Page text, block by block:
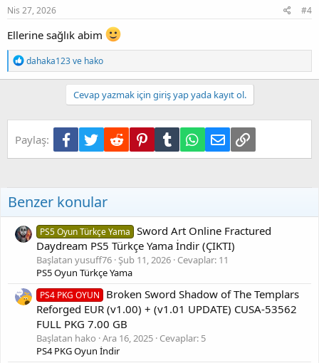
Nis 27, 2026 #4
Ellerine sağlık abim
T
e
p
r
:
dahaka123ve hako
Cevap yazmak için giriş yap yada kayıt ol.
Paylaş: Facebook
TwitterReddit PinterestTumblr WhatsApp
E-postaLink
Benzer konular
PS5 Oyun Türkçe Yama
Sword Art Online Fractured
Daydream PS5 Türkçe Yama İndir (ÇIKTI)
Başlatan yusuff76 Şub 11, 2026 Cevaplar: 11
PS5 Oyun Türkçe Yama
PS4 PKG OYUN
Broken Sword Shadow of The Templars
Reforged EUR (v1.00) + (v1.01 UPDATE) CUSA-53562
FULL PKG 7.00 GB
Başlatan hako Ara 16, 2025 Cevaplar: 5
PS4 PKG Oyun İndir